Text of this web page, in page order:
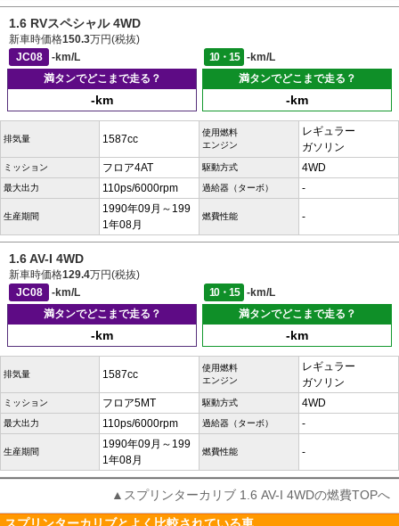
1.6 RVスペシャル 4WD
新車時価格150.3万円(税抜)
JC08
-km/L 10・15
-km/L
満タンでどこまで走る？
-km
満タンでどこまで走る？
-km
排気量 1587cc
使用燃料
エンジン
レギュラー
ガソリン
ミッション フロア4AT 駆動方式 4WD
最大出力 110ps/6000rpm 過給器（ターボ） -
生産期間
1990年09月～199
1年08月
燃費性能 -
1.6 AV-I 4WD
新車時価格129.4万円(税抜)
JC08
-km/L 10・15
-km/L
満タンでどこまで走る？
-km
満タンでどこまで走る？
-km
排気量 1587cc
使用燃料
エンジン
レギュラー
ガソリン
ミッション フロア5MT 駆動方式 4WD
最大出力 110ps/6000rpm 過給器（ターボ） -
生産期間
1990年09月～199
1年08月
燃費性能 -
▲スプリンターカリブ 1.6 AV-I 4WDの燃費TOPへ